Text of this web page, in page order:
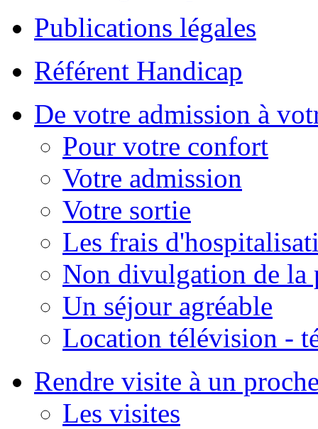
Publications légales
Référent Handicap
De votre admission à
Pour votre confort
Votre admission
Votre sortie
Les frais
Non divulgation de la
Un séjour agréable
Location télévision -
Rendre visite à un
Les visites